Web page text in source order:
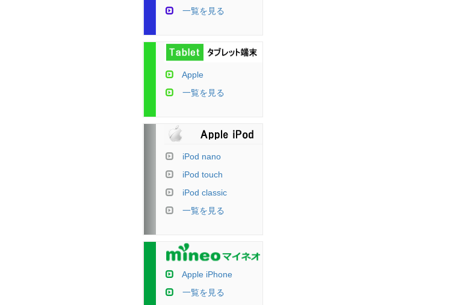
一覧を見る
Apple
一覧を見る
iPod nano
iPod touch
iPod classic
一覧を見る
Apple iPhone
一覧を見る